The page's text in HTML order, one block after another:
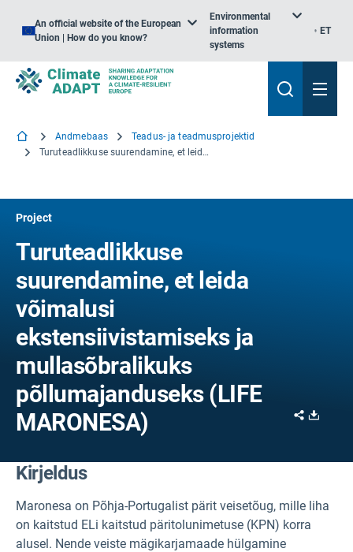
An official website of the European
Union | How do you know?
Environmental
information
systems
ET
Andmebaas
Teadus- ja teadmusprojektid
Turuteadlikkuse suurendamine, et leida võimalusi ekstensiivistamiseks ja mullasõbralikuks põllumajanduseks
Project
Turuteadlikkuse
suurendamine, et leida
võimalusi
ekstensiivistamiseks ja
mullasõbralikuks
põllumajanduseks (LIFE
MARONESA)
Share
Kirjeldus
Maronesa on Põhja-Portugalist pärit veisetõug, mille liha
on kaitstud ELi kaitstud päritolunimetuse (KPN) korra
alusel. Nende veiste mägikarjamaade hülgamine